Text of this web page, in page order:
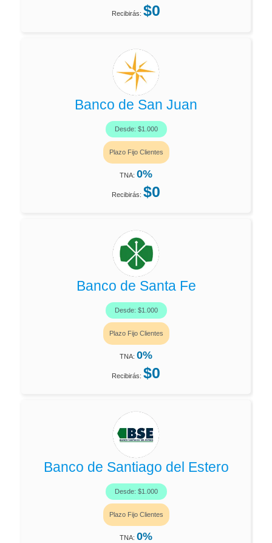
Recibirás: $0
Banco de San Juan
Desde: $1.000
Plazo Fijo Clientes
TNA: 0%
Recibirás: $0
Banco de Santa Fe
Desde: $1.000
Plazo Fijo Clientes
TNA: 0%
Recibirás: $0
Banco de Santiago del Estero
Desde: $1.000
Plazo Fijo Clientes
TNA: 0%